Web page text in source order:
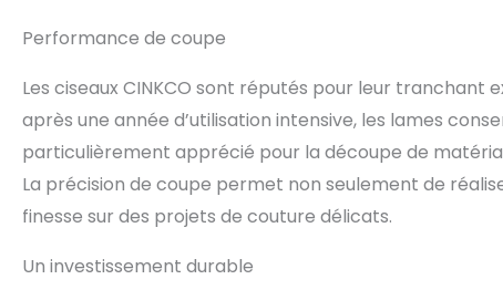
Performance de coupe
Les ciseaux CINKCO sont réputés pour leur
après une année d’utilisation intensive, les lames
particulièrement apprécié pour la découpe de
La précision de coupe permet non seulement de
finesse sur des projets de couture délicats.
Un investissement durable